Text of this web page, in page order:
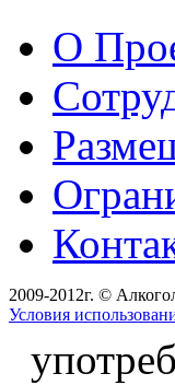
О
2009-2012г. ©
Условия